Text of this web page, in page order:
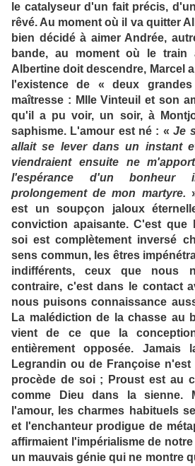
le catalyseur d'un fait précis,
rêvé. Au moment où il va quitter
bien décidé à aimer Andrée,
bande, au moment où le train
Albertine doit descendre, Marcel
l'existence de « deux
maîtresse : Mlle Vinteuil et son
qu'il a pu voir, un soir, à
saphisme. L'amour est né : «Je
allait se lever dans un instant
viendraient ensuite ne
l'espérance d'un bonheur
prolongement de mon martyre.
est un soupçon jaloux
conviction apaisante. C'est que
soi est complètement inversé
sens commun, les êtres
indifférents, ceux que nous
contraire, c'est dans le contact
nous puisons connaissance
La malédiction de la chasse au
vient de ce que la
entièrement opposée. Jamais
Legrandin ou de Françoise
procède de soi ; Proust est au
comme Dieu dans la sienne.
l'amour, les charmes habituels
et l'enchanteur prodigue de
affirmaient l'impérialisme de
un mauvais génie qui ne montre